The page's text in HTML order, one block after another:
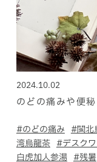
お問合せ
2024.10.02
のどの痛みや便
#のどの痛み #閩北
湾烏龍茶
#デスクワ
白虎加人参湯
#残暑